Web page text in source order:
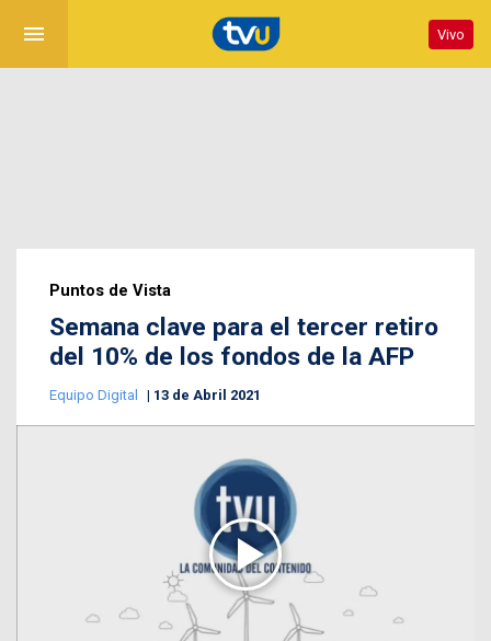
menu Vivo
Puntos de Vista
Semana clave para el tercer retiro
del 10% de los fondos de la AFP
Equipo Digital 13 de Abril 2021